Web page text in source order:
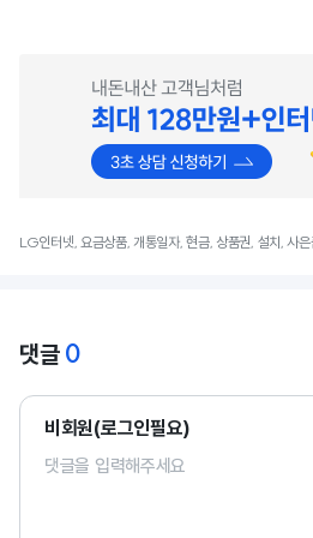
LG인터넷, 요금상품, 개통일자, 현금, 상품권, 설치, 사
댓글 0
비회원(로그인필요)